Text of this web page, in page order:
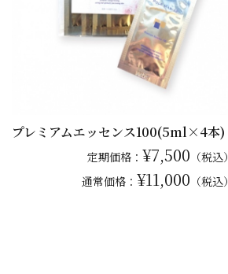
プレミアムエッセンス100(5ml×4本)
定期価格： ¥7,500 （税込）
通常価格： ¥11,000 （税込）